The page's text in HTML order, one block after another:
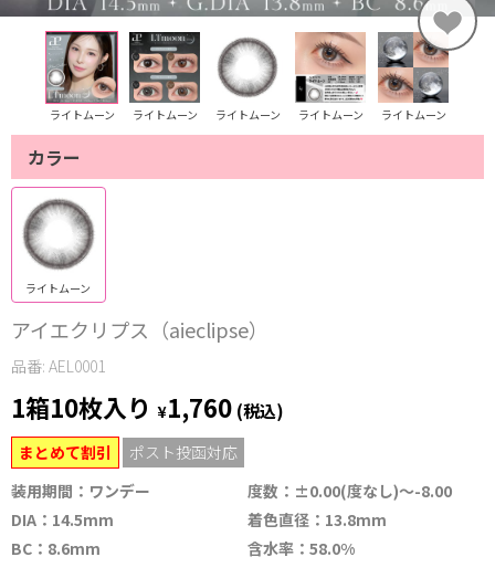
ライトムーン ライトムーン ライトムーン ライトムーン ライトムーン
カラー
ライトムーン
アイエクリプス（aieclipse）
品番: AEL0001
1箱10枚入り ¥1,760 (税込)
まとめて割引
ポスト投函対応
装用期間：ワンデー
度数：±0.00(度なし)～-8.00
DIA：14.5mm
着色直径：13.8mm
BC：8.6mm
含水率：58.0%